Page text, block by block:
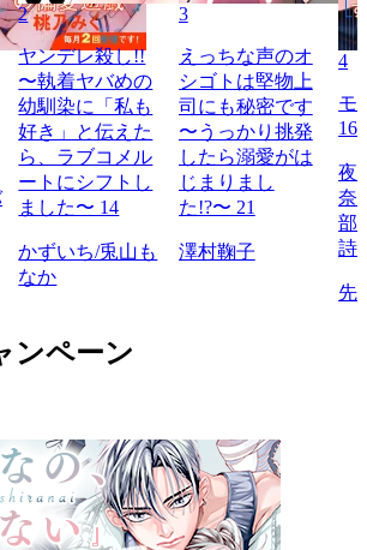
2
ヤンデレ殺し!!
〜執着ヤバめの
幼馴染に「私も
好き」と伝えた
ら、ラブコメル
ートにシフトし
ました〜 14
かずいち/兎山も
なか
3
えっちな声のオ
シゴトは堅物上
司にも秘密です
〜うっかり挑発
したら溺愛がは
じまりまし
た!?〜 21
澤村鞠子
4
モ
16
夜
奈/
部
詩
先
ンペーン